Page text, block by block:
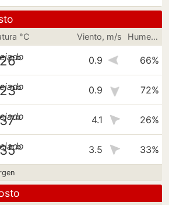
°C Viento, m/s Humedad
26° 0.9 66%
23° 0.9 72%
37° 4.1 26%
35° 3.5 33%